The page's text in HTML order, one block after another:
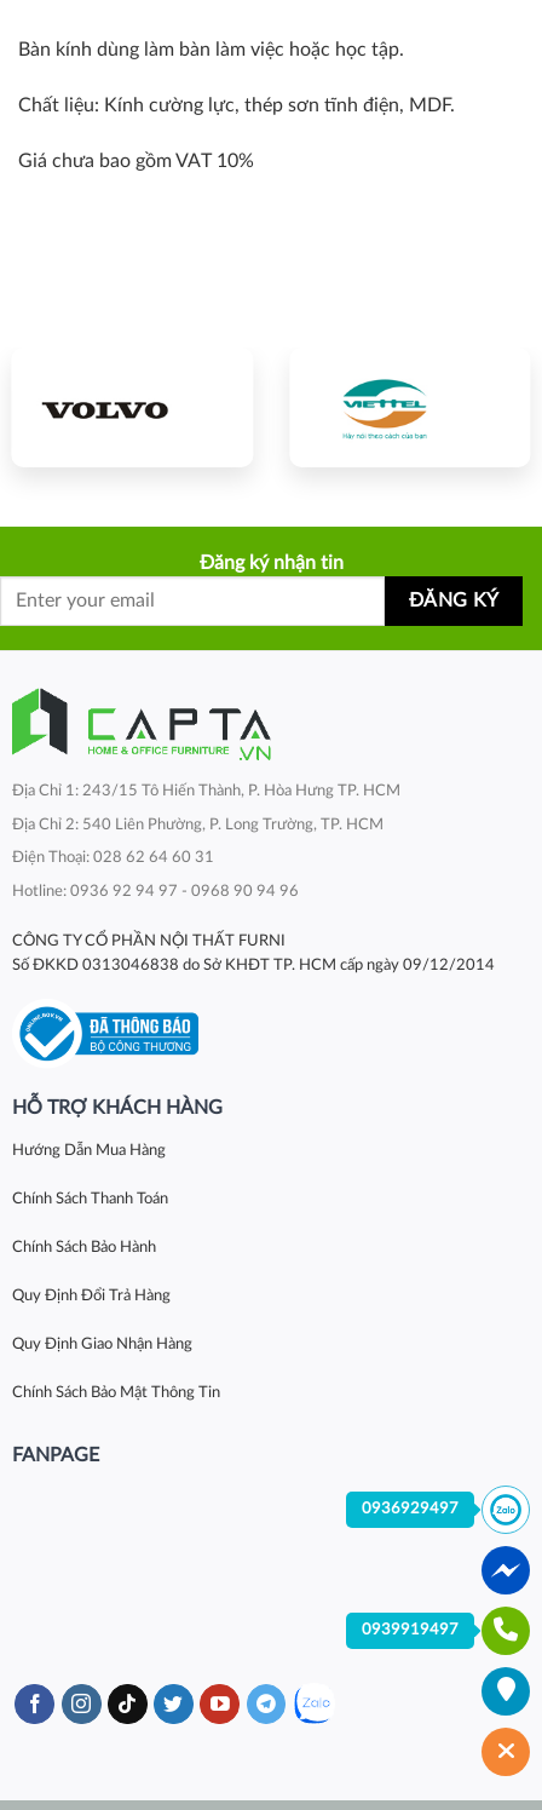
Bàn kính dùng làm bàn làm việc hoặc học tập.
Chất liệu: Kính cường lực, thép sơn tĩnh điện, MDF.
Giá chưa bao gồm VAT 10%
Đăng ký nhận tin
Địa Chỉ 1: 243/15 Tô Hiến Thành, P. Hòa Hưng TP. HCM
Địa Chỉ 2: 540 Liên Phường, P. Long Trường, TP. HCM
Điện Thoại: 028 62 64 60 31
Hotline: 0936 92 94 97 - 0968 90 94 96
CÔNG TY CỔ PHẦN NỘI THẤT FURNI
Số ĐKKD 0313046838 do Sở KHĐT TP. HCM cấp ngày 09/12/2014
HỖ TRỢ KHÁCH HÀNG
Hướng Dẫn Mua Hàng
Chính Sách Thanh Toán
Chính Sách Bảo Hành
Quy Định Đổi Trả Hàng
Quy Định Giao Nhận Hàng
Chính Sách Bảo Mật Thông Tin
FANPAGE
0936929497
0939919497